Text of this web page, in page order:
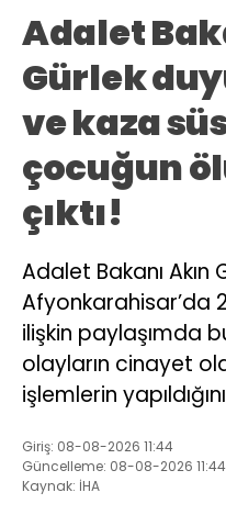
Adalet
Gürlek
ve kaza
çocuğun
çıktı!
Adalet Bakanı Akın
Afyonkarahisar’da
ilişkin paylaşımda
olayların cinayet
işlemlerin
Giriş: 08-08-2026 11:44
Güncelleme: 08-08-2026 11:44
Kaynak: İHA